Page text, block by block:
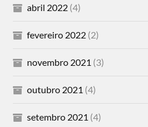
abril 2022 (4)
fevereiro 2022 (2)
novembro 2021 (3)
outubro 2021 (4)
setembro 2021 (4)